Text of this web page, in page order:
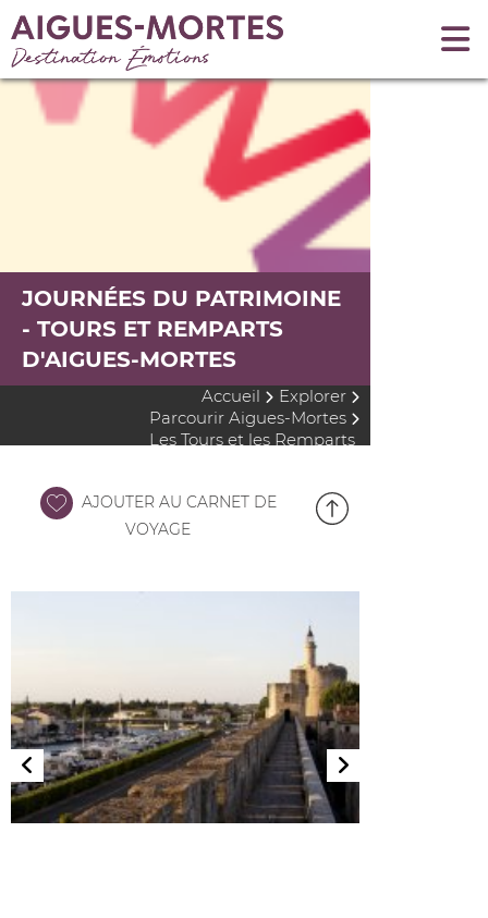
JOURNÉES DU PATRIMOINE
- TOURS ET REMPARTS
D'AIGUES-MORTES
Accueil
Explorer
Parcourir Aigues-Mortes
Les Tours et les Remparts
AJOUTER AU CARNET DE
VOYAGE